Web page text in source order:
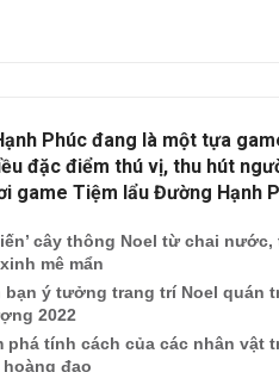
Phúc đang là một tựa
đặc điểm thú vị, thu hút
game Tiệm lẩu Đường Hạnh
cây thông Noel từ chai
mê mẩn
bạn ý tưởng trang trí Noel quán
2022
phá tính cách của các nhân vật
đạo